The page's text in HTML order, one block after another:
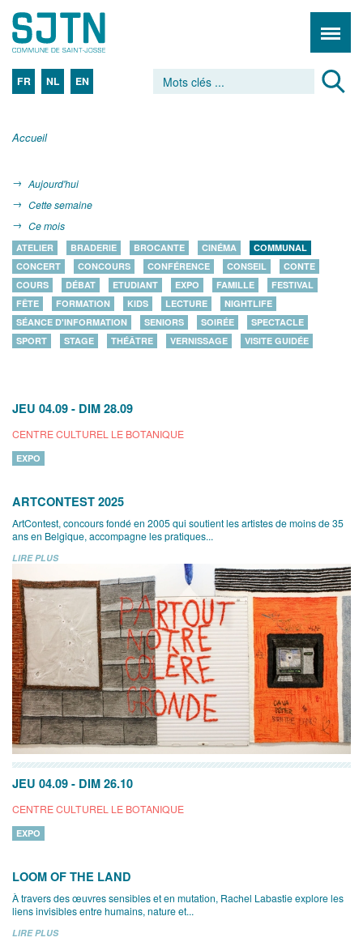
FR NL EN
Accueil
Aujourd'hui
Cette semaine
Ce mois
ATELIER BRADERIE BROCANTE CINÉMA
COMMUNAL
CONCERT
CONCOURS CONFÉRENCE CONSEIL
CONTE
COURS
DÉBAT ETUDIANT EXPO FAMILLE
FESTIVAL
FÊTE
FORMATION KIDS LECTURE
NIGHTLIFE
SÉANCE D'INFORMATION
SENIORS SOIRÉE
SPECTACLE
SPORT
STAGE THÉÂTRE VERNISSAGE VISITE GUIDÉE
JEU 04.09 - DIM 28.09
CENTRE CULTUREL LE BOTANIQUE
EXPO
ARTCONTEST 2025
ArtContest, concours fondé en 2005 qui soutient les artistes de moins de 35
ans en Belgique, accompagne les pratiques...
LIRE PLUS
JEU 04.09 - DIM 26.10
CENTRE CULTUREL LE BOTANIQUE
EXPO
LOOM OF THE LAND
À travers des œuvres sensibles et en mutation, Rachel Labastie explore les
liens invisibles entre humains, nature et...
LIRE PLUS